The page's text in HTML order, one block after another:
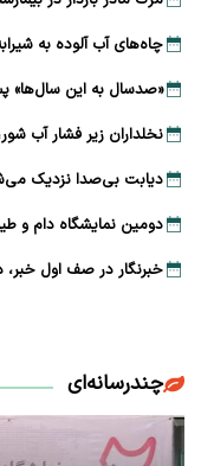
چاه‌های آب آلوده به
«صدسال به این سال‌ها» پس از ۱۹ سال اکران شد؛
نخلداران زیر فشار آب
دیابت بی‌صدا نزدیک
دومین نمایشگاه دام و
خبرنگار در صف اول
چندرسانه‌ای